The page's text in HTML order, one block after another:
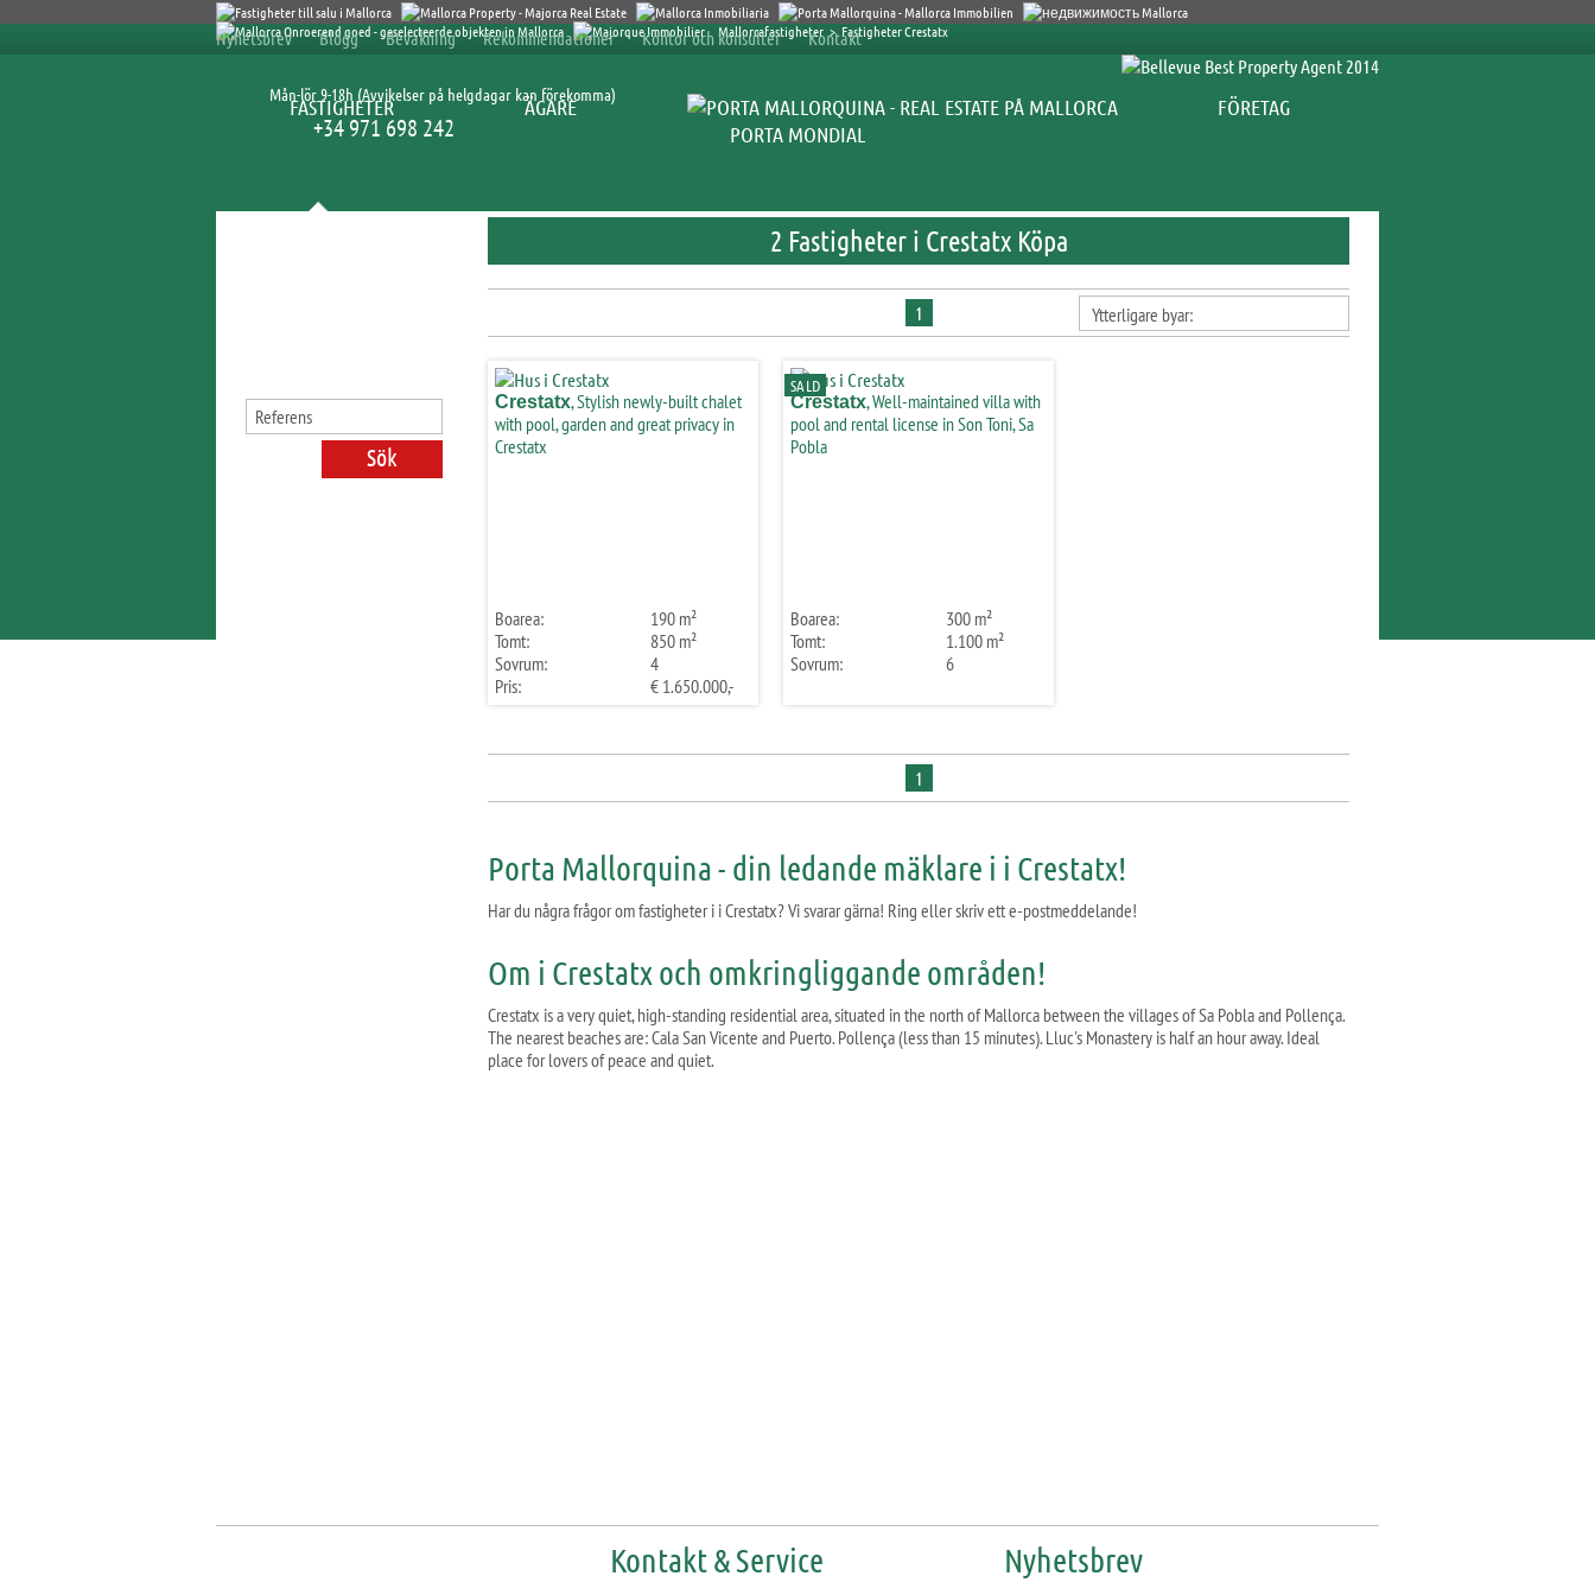
Mallorcafastigheter > Fastigheter Crestatx
Nyhetsbrev Blogg Bevakning Rekommendationer Kontor och konsulter Kontakt
Mån-lör 9-18h (Avvikelser på helgdagar kan förekomma)
+34 971 698 242
FASTIGHETER ÄGARE
FÖRETAG
PORTA MONDIAL
2 Fastigheter i Crestatx Köpa
1 Ytterligare byar:
Crestatx, Stylish newly-built chalet
with pool, garden and great privacy in
Crestatx
Boarea:
190 m²
Tomt:
850 m²
Sovrum:
4
Pris:
€ 1.650.000,-
SALD
Crestatx, Well-maintained villa with
pool and rental license in Son Toni, Sa
Pobla
Boarea:
300 m²
Tomt:
1.100 m²
Sovrum:
6
1
Porta Mallorquina - din ledande mäklare i i Crestatx!
Har du några frågor om fastigheter i i Crestatx? Vi svarar gärna! Ring eller skriv ett e-postmeddelande!
Om i Crestatx och omkringliggande områden!
Crestatx is a very quiet, high-standing residential area, situated in the north of Mallorca between the villages of Sa Pobla and Pollença.
The nearest beaches are: Cala San Vicente and Puerto. Pollença (less than 15 minutes). Lluc's Monastery is half an hour away. Ideal
place for lovers of peace and quiet.
Kontakt & Service Nyhetsbrev